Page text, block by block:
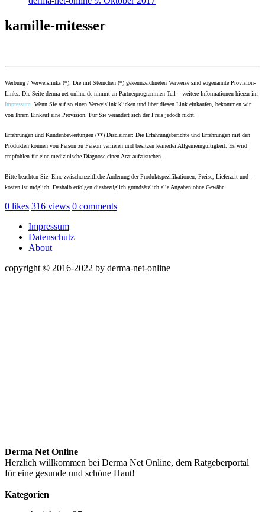
kamille-mitesser
Werbung / Verweislinks (*): Die mit Sternchen (*) gekennzeichneten Verweise sind sogenannte Provision-
Links. Die Seite derma-net-online.de nimmt an Partnerprogrammen Teil – weitere Informationen hierzu im
Impressum. Wenn Sie auf so einen Verweislink klicken und über diesen Link einkaufen, bekommen wir
von Ihrem Einkauf eine Provision. Für Sie verändert sich der Preis jedoch nicht.
Erfahrungen und Kundenbewertungen (**) Disclaimer: Die Erfahrungsberichte und Erfahrungen mit den
Produkten können von Person zu Person variieren und besitzen keinerlei Allgemeingültigkeit. Es wird
empfohlen für eine medizinische Diagnose einen Arzt aufzusuchen.
Bitte beachten Sie: Eine zwischenzeitliche Änderung der Produktspezifikationen, Preise, Lieferzeit und -
kosten ist möglich. Deshalb erfolgen diesbezüglich grundsätzlich alle Angaben ohne Gewähr.
0 likes 316 views 0 comments
Impressum
Datenschutz
About
copyright © 2016-2022 by derma-net-online
Derma Net Online
Herzlich willkommen bei Derma Net Online, dem Ratgeberportal
für eine gesunde und schöne Haut!
Kategorien